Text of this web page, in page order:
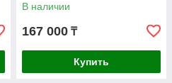
В наличии
167 000 ₸
Купить